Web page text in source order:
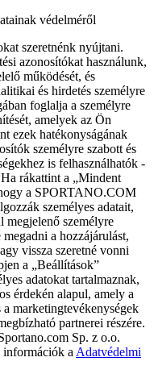
védelméről
szeretnénk nyújtani.
azonosítókat használunk,
működését, és
és hirdetés személyre
foglalja a személyre
amelyek az Ön
ezek hatékonyságának
személyre szabott és
is felhasználhatók -
rákattint a „Mindent
a SPORTANO.COM
személyes adatait,
megjelenő személyre
a hozzájárulást,
vissza szeretné vonni
a „Beállítások”
adatokat tartalmaznak,
érdekén alapul, amely a
a marketingtevékenységek
partnerei részére.
Sp. z o.o.
információk a Adatvédelmi